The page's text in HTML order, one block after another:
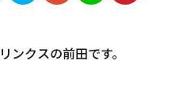
ンクスの前田です。